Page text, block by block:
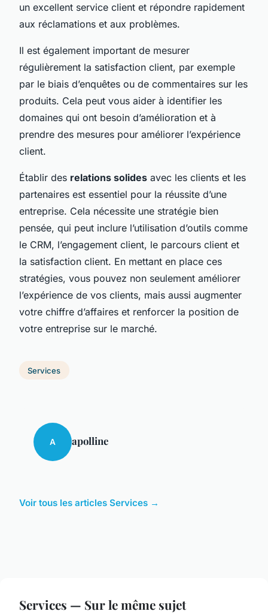
un excellent service client et répondre rapidement
aux réclamations et aux problèmes.
Il est également important de mesurer
régulièrement la satisfaction client, par exemple
par le biais d’enquêtes ou de commentaires sur les
produits. Cela peut vous aider à identifier les
domaines qui ont besoin d’amélioration et à
prendre des mesures pour améliorer l’expérience
client.
Établir des relations solides avec les clients et les
partenaires est essentiel pour la réussite d’une
entreprise. Cela nécessite une stratégie bien
pensée, qui peut inclure l’utilisation d’outils comme
le CRM, l’engagement client, le parcours client et
la satisfaction client. En mettant en place ces
stratégies, vous pouvez non seulement améliorer
l’expérience de vos clients, mais aussi augmenter
votre chiffre d’affaires et renforcer la position de
votre entreprise sur le marché.
Services
A apolline
Voir tous les articles Services →
Services — Sur le même sujet